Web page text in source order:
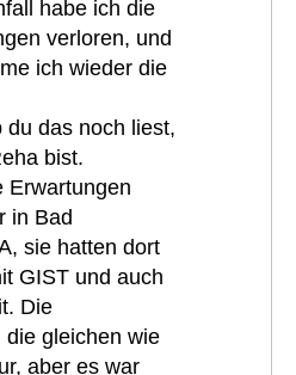
habe ich die
verloren, und
ich wieder die
das noch liest,
bist.
Erwartungen
in Bad
sie hatten dort
GIST und auch
Die
die gleichen wie
aber es war